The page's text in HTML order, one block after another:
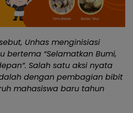
Unhas menginisiasi
bertema “Selamatkan Bumi,
Salah satu aksi nyata
dengan pembagian bibit
mahasiswa baru tahun